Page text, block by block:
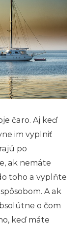
čaro. Aj keď
im vyplniť
po
ak nemáte
toho a vyplňte
A ak
o čom
keď máte